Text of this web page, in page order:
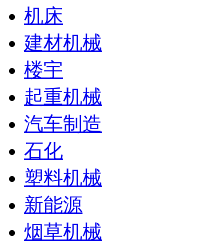
机床
建材机械
楼宇
起重机械
汽车制造
石化
塑料机械
新能源
烟草机械